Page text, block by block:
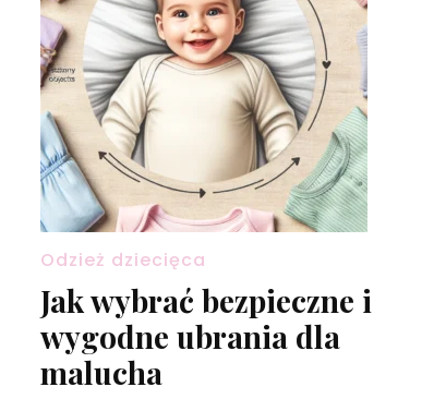
Odzież dziecięca
Jak wybrać bezpieczne i
wygodne ubrania dla
malucha